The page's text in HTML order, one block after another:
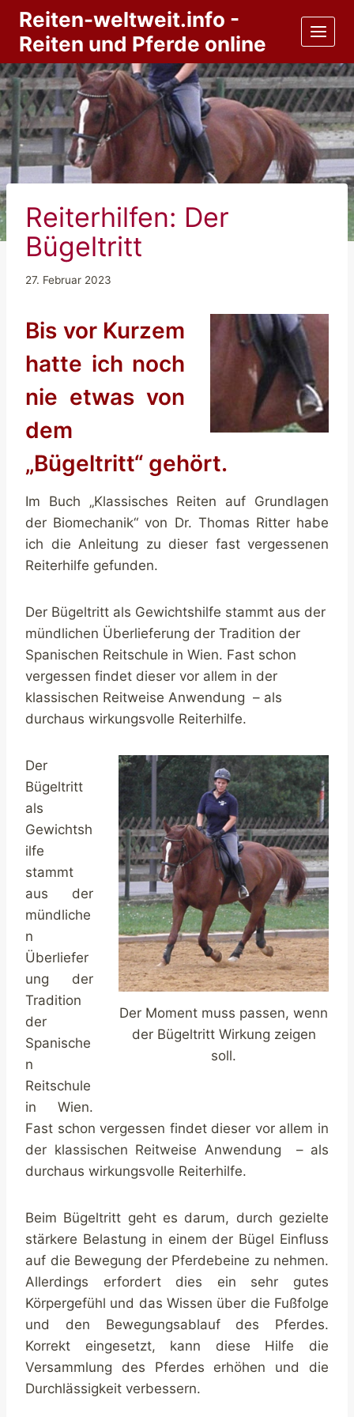
Zum
Inhalt
springen
Reiten-weltweit.info -
Reiten und Pferde online
Reiterhilfen: Der
Bügeltritt
27. Februar 2023
Bis vor Kurzem
hatte ich noch
nie etwas von
dem
„Bügeltritt“ gehört.
Im Buch „Klassisches Reiten auf Grundlagen
der Biomechanik“ von Dr. Thomas Ritter habe
ich die Anleitung zu dieser fast vergessenen
Reiterhilfe gefunden.
Der Bügeltritt als Gewichtshilfe stammt aus der
mündlichen Überlieferung der Tradition der
Spanischen Reitschule in Wien. Fast schon
vergessen findet dieser vor allem in der
klassischen Reitweise Anwendung – als
durchaus wirkungsvolle Reiterhilfe.
Der Moment muss passen, wenn
der Bügeltritt Wirkung zeigen
soll.
Der
Bügeltritt
als
Gewichtsh
ilfe
stammt
aus der
mündliche
n
Überliefer
ung der
Tradition
der
Spanische
n
Reitschule
in Wien.
Fast schon vergessen findet dieser vor allem in
der klassischen Reitweise Anwendung – als
durchaus wirkungsvolle Reiterhilfe.
Beim Bügeltritt geht es darum, durch gezielte
stärkere Belastung in einem der Bügel Einfluss
auf die Bewegung der Pferdebeine zu nehmen.
Allerdings erfordert dies ein sehr gutes
Körpergefühl und das Wissen über die Fußfolge
und den Bewegungsablauf des Pferdes.
Korrekt eingesetzt, kann diese Hilfe die
Versammlung des Pferdes erhöhen und die
Durchlässigkeit verbessern.